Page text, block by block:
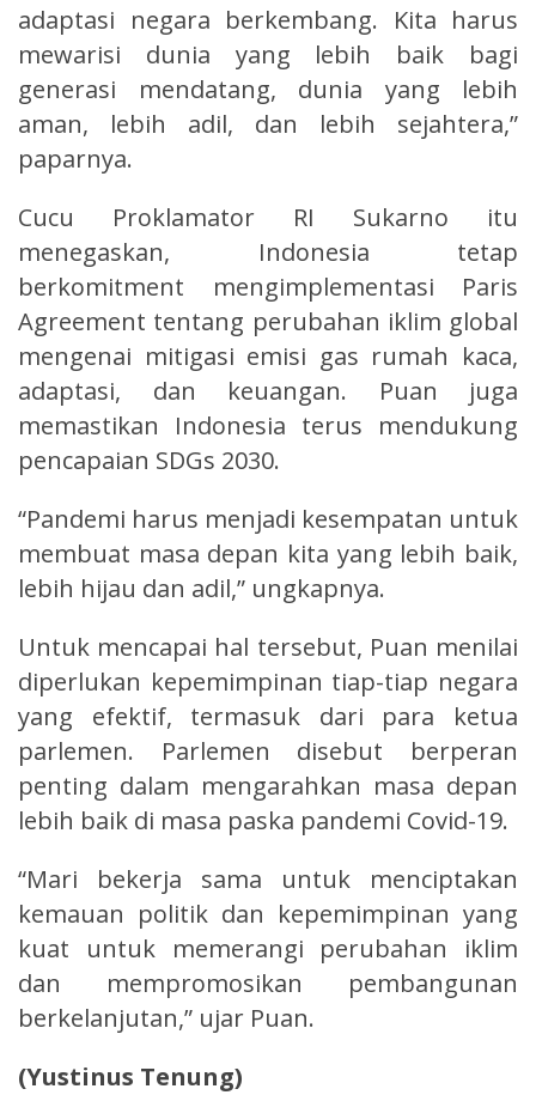
adaptasi negara berkembang. Kita harus
mewarisi dunia yang lebih baik bagi
generasi mendatang, dunia yang lebih
aman, lebih adil, dan lebih sejahtera,”
paparnya.
Cucu Proklamator RI Sukarno itu
menegaskan, Indonesia tetap
berkomitment mengimplementasi Paris
Agreement tentang perubahan iklim global
mengenai mitigasi emisi gas rumah kaca,
adaptasi, dan keuangan. Puan juga
memastikan Indonesia terus mendukung
pencapaian SDGs 2030.
“Pandemi harus menjadi kesempatan untuk
membuat masa depan kita yang lebih baik,
lebih hijau dan adil,” ungkapnya.
Untuk mencapai hal tersebut, Puan menilai
diperlukan kepemimpinan tiap-tiap negara
yang efektif, termasuk dari para ketua
parlemen. Parlemen disebut berperan
penting dalam mengarahkan masa depan
lebih baik di masa paska pandemi Covid-19.
“Mari bekerja sama untuk menciptakan
kemauan politik dan kepemimpinan yang
kuat untuk memerangi perubahan iklim
dan mempromosikan pembangunan
berkelanjutan,” ujar Puan.
(Yustinus Tenung)